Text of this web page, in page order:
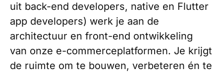
uit back-end developers, native en Flutter
app developers) werk je aan de
architectuur en front-end ontwikkeling
van onze e-commerceplatformen. Je krijgt
de ruimte om te bouwen, verbeteren én te